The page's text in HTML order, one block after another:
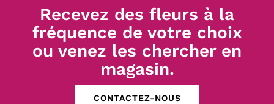
Recevez des fleurs à la
fréquence de votre choix
ou venez les chercher en
magasin.
CONTACTEZ-NOUS